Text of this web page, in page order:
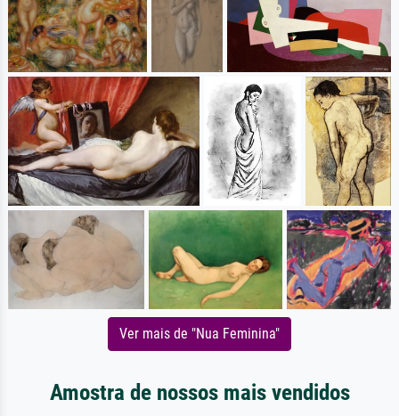
Ver mais de "Nua Feminina"
Amostra de nossos mais vendidos